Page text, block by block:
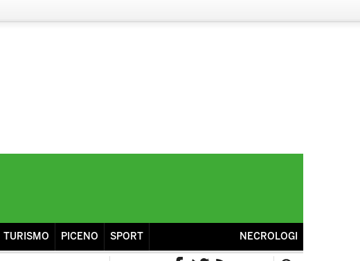
TURISMO PICENO SPORT NECROLOGI